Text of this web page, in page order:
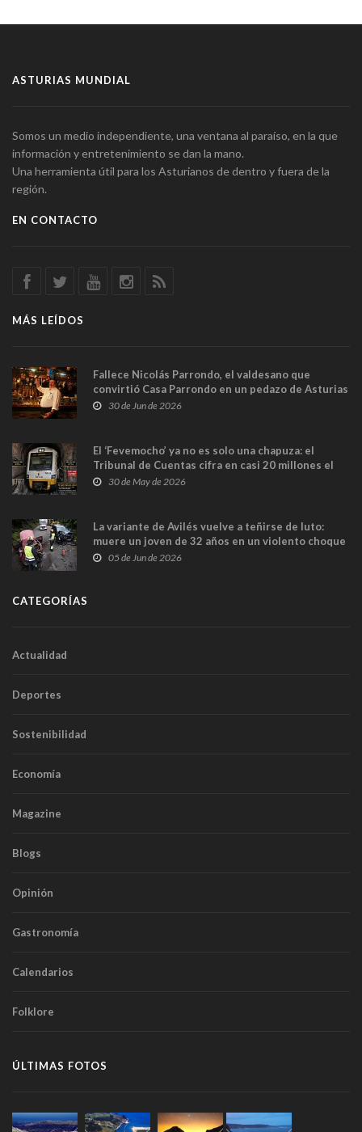
ASTURIAS MUNDIAL
Somos un medio independiente, una ventana al paraíso, en la que
información y entretenimiento se dan la mano.
Una herramienta útil para los Asturianos de dentro y fuera de la
región.
EN CONTACTO
MÁS LEÍDOS
Fallece Nicolás Parrondo, el valdesano que
convirtió Casa Parrondo en un pedazo de Asturias
en Madrid
30 de Jun de 2026
El ‘Fevemocho’ ya no es solo una chapuza: el
Tribunal de Cuentas cifra en casi 20 millones el
sobrecoste de los trenes que no cabían por los
30 de May de 2026
La variante de Avilés vuelve a teñirse de luto:
muere un joven de 32 años en un violento choque
frontal
05 de Jun de 2026
CATEGORÍAS
Actualidad
Deportes
Sostenibilidad
Economía
Magazine
Blogs
Opinión
Gastronomía
Calendarios
Folklore
ÚLTIMAS FOTOS